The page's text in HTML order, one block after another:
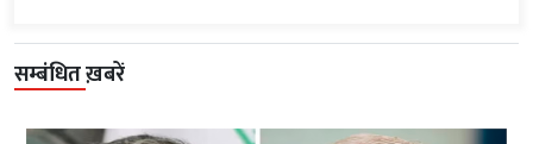
सम्बंधित ख़बरें